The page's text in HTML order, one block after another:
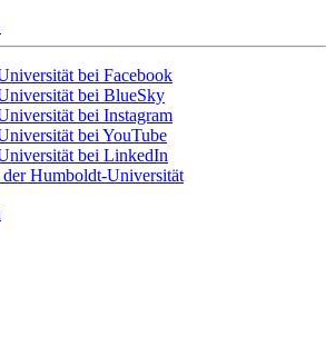
bei Facebook
bei BlueSky
bei Instagram
bei YouTube
bei LinkedIn
der Humboldt-Universität